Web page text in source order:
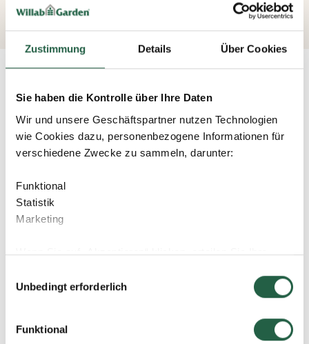
Zustimmung Details Über Cookies
Sie haben die Kontrolle über Ihre Daten
Wir und unsere Geschäftspartner nutzen Technologien
wie Cookies dazu, personenbezogene Informationen für
verschiedene Zwecke zu sammeln, darunter:
Funktional
Statistik
Marketing
Wenn Sie auf „Akzeptieren“ klicken, erteilen Sie Ihre
entscheiden, welchen Zwecken Sie zustimmen, indem
Sie das Kästchen neben dem Zweck anklicken und auf
Unbedingt erforderlich
Funktional
Sind Montageanleitungen enthalten?
Was ist der U-Wert?
Wintergarten und einem Gewächshaus?